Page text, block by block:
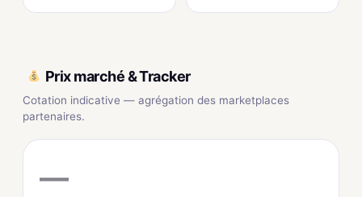
Prix marché & Tracker
Cotation indicative — agrégation des marketplaces
partenaires.
—